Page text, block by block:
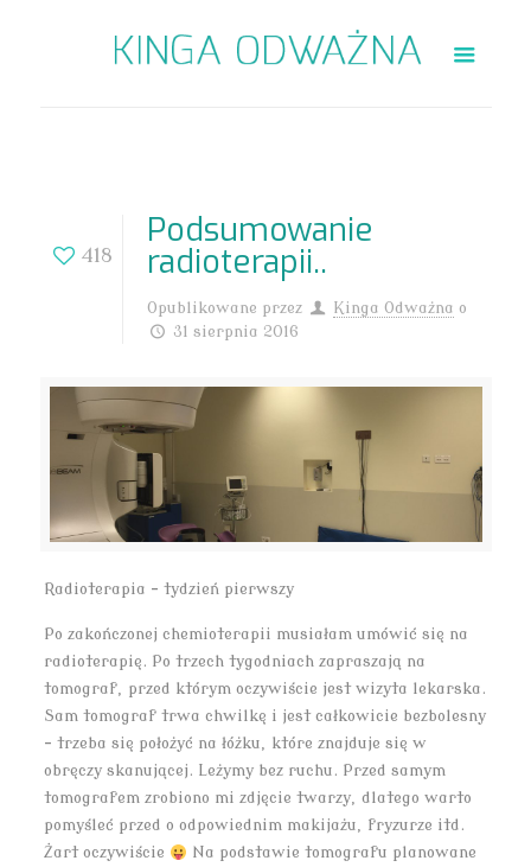
418
Podsumowanie
radioterapii..
Opublikowane przez Kinga Odważna o
31 sierpnia 2016
Radioterapia – tydzień pierwszy
Po zakończonej chemioterapii musiałam umówić się na
radioterapię. Po trzech tygodniach zapraszają na
tomograf, przed którym oczywiście jest wizyta lekarska.
Sam tomograf trwa chwilkę i jest całkowicie bezbolesny
– trzeba się położyć na łóżku, które znajduje się w
obręczy skanującej. Leżymy bez ruchu. Przed samym
tomografem zrobiono mi zdjęcie twarzy, dlatego warto
pomyśleć przed o odpowiednim makijażu, fryzurze itd.
Żart oczywiście
Na podstawie tomografu planowane